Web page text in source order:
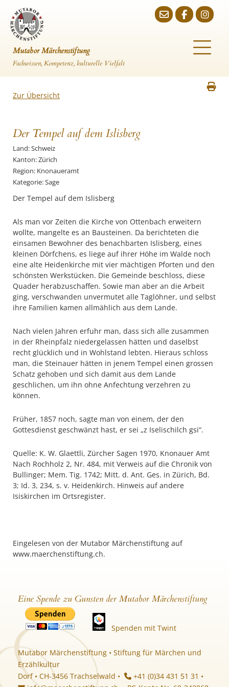
Mutabor Märchenstiftung
Fachwissen, Kompetenz, kulturelle Vielfalt
Zur Übersicht
Der Tempel auf dem Islisberg
Land: Schweiz
Kanton: Zürich
Region: Knonaueramt
Kategorie: Sage
Der Tempel auf dem Islisberg
Als man vor Zeiten die Kirche von Ottenbach erweitern
wollte, mangelte es an Bausteinen. Da berichteten die
einsamen Bewohner des benachbarten Islisberg, eines
kleinen Dörfchens, es liege auf ihrer Höhe im Walde noch
eine alte Heidenkirche mit vier mächtigen Pforten und den
schönsten Werkstücken. Die Gemeinde beschloss, diese
Quader herabzuschaffen. Sowie man aber an die Arbeit
ging, verschwanden unvermutet alle Taglöhner, und selbst
ihre Familien kamen allmählich aus dem Lande.
Nach vielen Jahren erfuhr man, dass sich alle zusammen
in der Rheinpfalz niedergelassen hätten und daselbst
recht glücklich und in Wohlstand lebten. Hieraus schloss
man, die Steinauer hätten in jenem Tempel einen grossen
Schatz gehoben und sich damit aus dem Lande
geschlichen, um ihn ohne Anfechtung verzehren zu
können.
Früher, 1857 noch, sagte man von einem, der den
Gottesdienst geschwänzt hast, er sei „z Iselischilch gsi“.
Quelle: K. W. Glaettli, Zürcher Sagen 1970, Knonauer Amt
Nach Rochholz 2, Nr. 484, mit Verweis auf die Chronik von
Bullinger; Mem. Tig. 1742; Mitt. d. Ant. Ges. in Zürich, Bd.
3; Id. 3, 234, s. v. Heidenkirch. Hinweis auf andere
Isiskirchen im Ortsregister.
Eingelesen von der Mutabor Märchenstiftung auf
www.maerchenstiftung.ch.
Eine Spende zu Gunsten der Mutabor Märchenstiftung
Spenden mit Twint
Mutabor Märchenstiftung • Stiftung für Märchen und
Erzählkultur
Dorf • CH-3456 Trachselwald •
+41 (0)34 431 51 31 •